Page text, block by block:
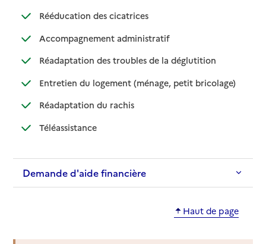
Rééducation des cicatrices: disponible
: non disponible
Accompagnement administratif: disponible
: non disponible
Réadaptation des troubles de la déglutition: disponible
: non disponible
Entretien du logement (ménage, petit bricolage): disponible
: non
Réadaptation du rachis: disponible
: non disponible
Téléassistance: disponible
: non disponible
Demande d'aide financière
Haut de page